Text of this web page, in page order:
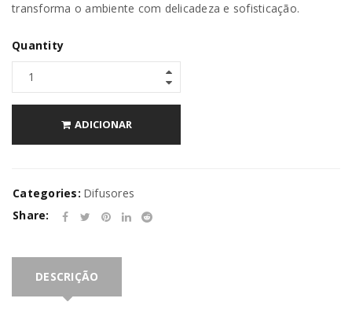
transforma o ambiente com delicadeza e sofisticação.
Quantity
ADICIONAR
Categories: Difusores
Share:
DESCRIÇÃO